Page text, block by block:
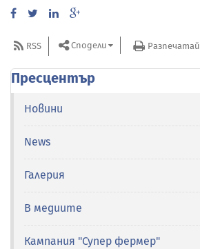
RSS Сподели Разпечатай
Пресцентър
Новини
News
Галерия
В медиите
Кампания "Супер фермер"